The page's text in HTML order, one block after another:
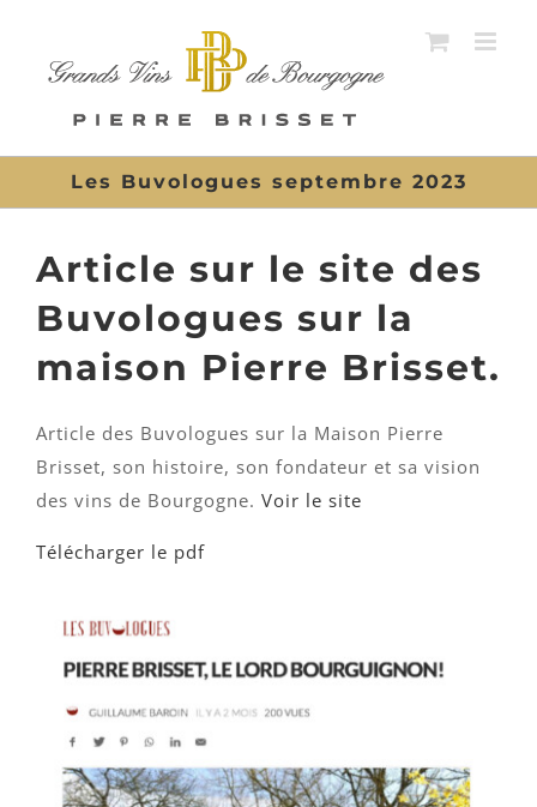
contenu
Les Buvologues septembre 2023
Article sur le site des
Buvologues sur la
maison Pierre Brisset.
Article des Buvologues sur la Maison Pierre
Brisset, son histoire, son fondateur et sa vision
des vins de Bourgogne. Voir le site
Télécharger le pdf